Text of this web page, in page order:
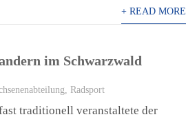
+ READ MORE
im Schwarzwald
, Radsport
traditionell veranstaltete der